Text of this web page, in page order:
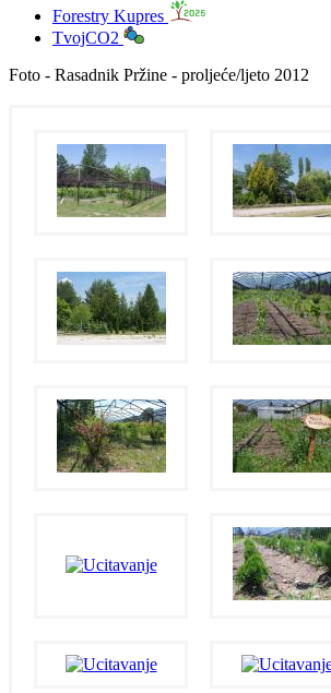
Forestry Kupres
TvojCO2
Foto - Rasadnik Pržine - proljeće/ljeto 2012